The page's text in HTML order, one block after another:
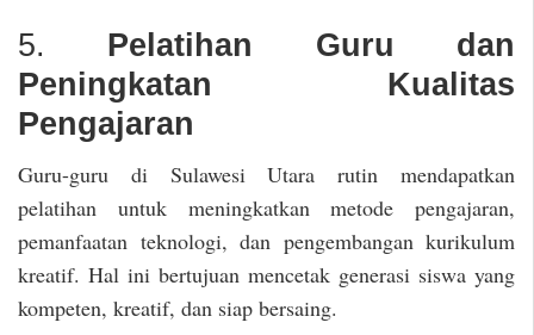
5. Pelatihan Guru dan
Peningkatan Kualitas
Pengajaran
Guru-guru di Sulawesi Utara rutin mendapatkan
pelatihan untuk meningkatkan metode pengajaran,
pemanfaatan teknologi, dan pengembangan kurikulum
kreatif. Hal ini bertujuan mencetak generasi siswa yang
kompeten, kreatif, dan siap bersaing.